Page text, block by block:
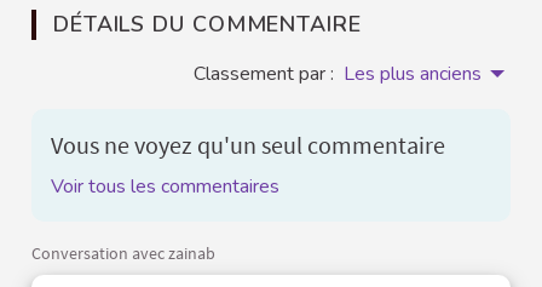
DÉTAILS DU COMMENTAIRE
Classement par : Les plus anciens
Vous ne voyez qu'un seul commentaire
Voir tous les commentaires
Conversation avec zainab